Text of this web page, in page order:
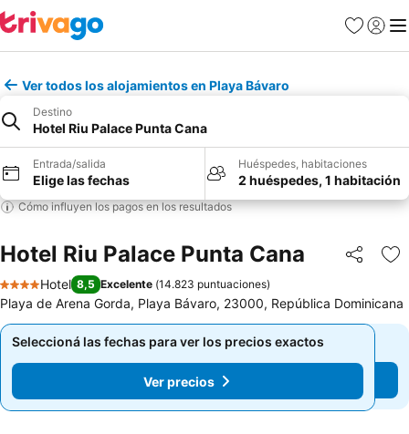
Favoritos
Iniciar
Ver todos los alojamientos en Playa Bávaro
Destino
Hotel Riu Palace Punta Cana
Entrada/salida
Elige las fechas
Huéspedes, habitaciones
2 huéspedes, 1 habitación
Cómo influyen los pagos en los resultados
Hotel Riu Palace Punta Cana Compartir
4 Estrellas
Hotel 8,5 Excelente (14.823 puntuaciones)
Playa de Arena Gorda, Playa Bávaro, 23000, República Dominicana
Seleccioná las fechas para ver los precios exactos
Ver precios
Seleccioná las fechas para ver los precios exactos
Ver precios